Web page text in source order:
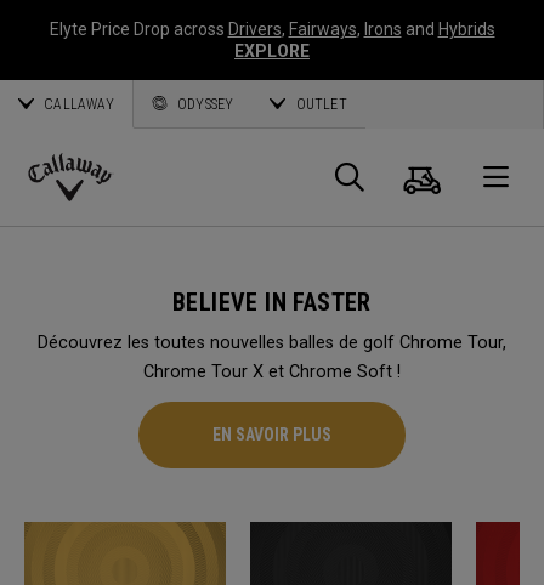
Elyte Price Drop across Drivers, Fairways, Irons and Hybrids
EXPLORE
CALLAWAY ODYSSEY OUTLET
Callaway
Panier
BELIEVE IN FASTER
Découvrez les toutes nouvelles balles de golf Chrome Tour,
Chrome Tour X et Chrome Soft !
EN SAVOIR PLUS